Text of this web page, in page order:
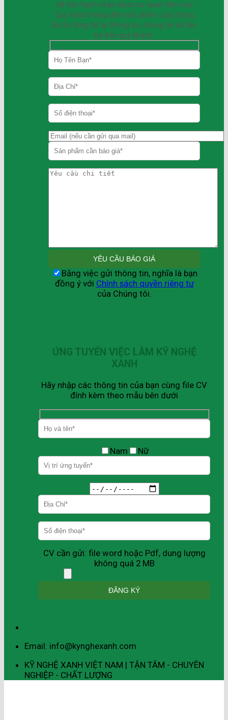
rất hân hạnh nhận được sự quan tâm của
Quý khách hàng đến sản phẩm của chúng
tôi.Vui lòng để lại thông tin, chúng tôi sẽ liên
hệ đến quý khách.
Bằng việc gửi thông tin, nghĩa là bạn
đồng ý với Chính sách quyền riêng tư
của Chúng tôi.
ỨNG TUYỂN VIỆC LÀM KỸ NGHỆ
XANH
Hãy nhập các thông tin của bạn cùng file CV
đính kèm theo mẫu bên dưới
Nam Nữ
CV cần gửi: file word hoặc Pdf, dung lượng
không quá 2 MB
Email: info@kynghexanh.com
KỸ NGHỆ XANH VIỆT NAM | TẬN TÂM - CHUYÊN
NGHIỆP - CHẤT LƯỢNG